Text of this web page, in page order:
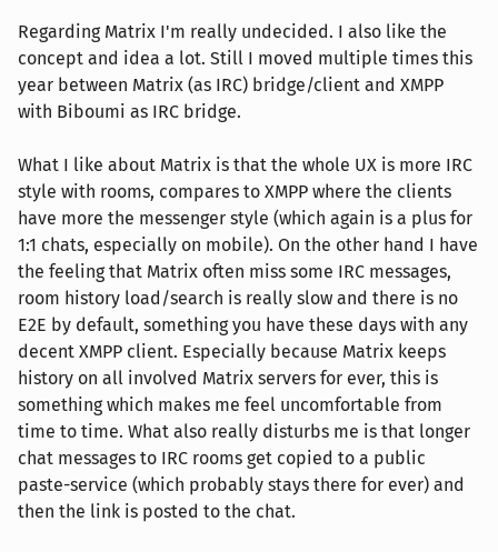
Regarding Matrix I'm really undecided. I also like the
concept and idea a lot. Still I moved multiple times this
year between Matrix (as IRC) bridge/client and XMPP
with Biboumi as IRC bridge.
What I like about Matrix is that the whole UX is more IRC
style with rooms, compares to XMPP where the clients
have more the messenger style (which again is a plus for
1:1 chats, especially on mobile). On the other hand I have
the feeling that Matrix often miss some IRC messages,
room history load/search is really slow and there is no
E2E by default, something you have these days with any
decent XMPP client. Especially because Matrix keeps
history on all involved Matrix servers for ever, this is
something which makes me feel uncomfortable from
time to time. What also really disturbs me is that longer
chat messages to IRC rooms get copied to a public
paste-service (which probably stays there for ever) and
then the link is posted to the chat.